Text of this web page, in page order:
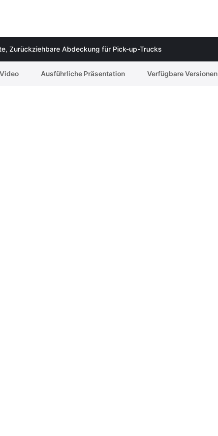
Zurückziehbare Abdeckung für Pick-up-Trucks
Video Ausführliche Präsentation Verfügbare Versionen